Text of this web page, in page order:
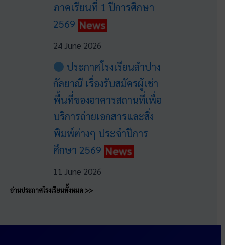
ภาคเรียนที่ 1 ปีการศึกษา
2569
24 June 2026
ประกาศโรงเรียนลำปาง
กัลยาณี เรื่องรับสมัครผู้เช่า
พื้นที่ของอาคารสถานที่เพื่อ
บริการถ่ายเอกสารและสิ่ง
พิมพ์ต่างๆ ประจำปีการ
ศึกษา 2569
11 June 2026
อ่านประกาศโรงเรียนทั้งหมด >>